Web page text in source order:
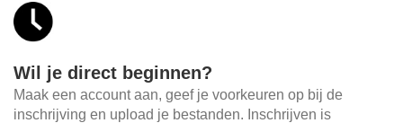
Wil je direct beginnen?
Maak een account aan, geef je voorkeuren op bij de
inschrijving en upload je bestanden. Inschrijven is